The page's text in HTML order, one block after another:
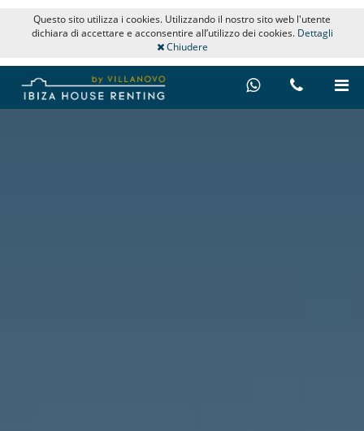
Questo sito utilizza i cookies. Utilizzando il nostro sito web l'utente
dichiara di accettare e acconsentire all’utilizzo dei cookies. Dettagli
Chiudere